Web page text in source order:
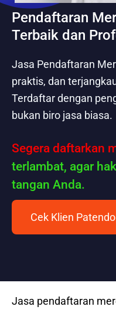
Pendaftaran
Terbaik dan
Jasa Pendaftaran
praktis, dan
Terdaftar dengan
bukan biro jasa biasa.
Segera daftarkan
terlambat, agar
tangan Anda.
Cek Klien Patendo
Jasa pendaftaran